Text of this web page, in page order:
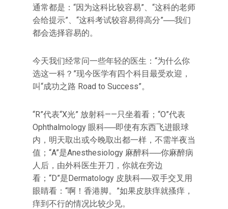
通常都是：“因为这科比较容易”、“这科的老师
会给提示”、“这科考试较容易得高分”──我们
都会选择容易的。
今天我们经常问一些年轻的医生：“为什么你
选这一科？”现今医学有四个科目最受欢迎，
叫“成功之路 Road to Success”。
“R”代表“X光” 放射科——只坐着看；“O”代表
Ophthalmology 眼科──即使有东西飞进眼球
内，明天取出或今晚取出都一样，不需半夜当
值；“A”是Anesthesiology 麻醉科──你麻醉病
人后，由外科医生开刀，你就在旁边
看；“D”是Dermatology 皮肤科──双手交叉用
眼睛看：“啊！香港脚。”如果皮肤痒就搔痒，
痒到不行的情况比较少见。